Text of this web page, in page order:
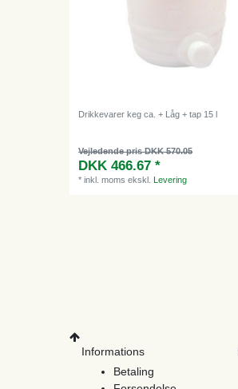
Drikkevarer keg ca. + Låg + tap 15 l
Vejledende pris DKK 570.05
DKK 466.67 *
*inkl. moms ekskl.Levering
Informations
Betaling